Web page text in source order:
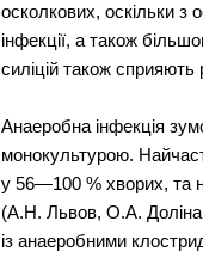
осколкових, оскільки з
інфекції, а також
силіцій також сприяють
Анаеробна інфекція
монокультурою.
у 56—100 % хворих, та
(А.Н. Львов, О.А.
із анаеробними